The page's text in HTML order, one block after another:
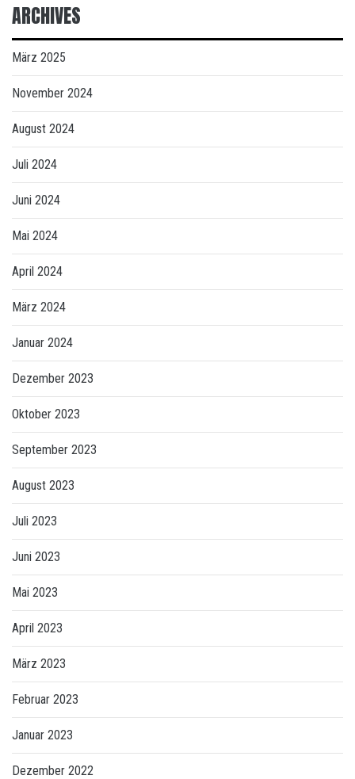
ARCHIVES
März 2025
November 2024
August 2024
Juli 2024
Juni 2024
Mai 2024
April 2024
März 2024
Januar 2024
Dezember 2023
Oktober 2023
September 2023
August 2023
Juli 2023
Juni 2023
Mai 2023
April 2023
März 2023
Februar 2023
Januar 2023
Dezember 2022